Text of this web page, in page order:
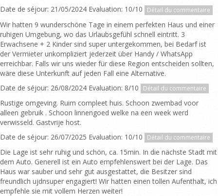
Date de séjour: 21/05/2024 Evaluation: 10/10
Détail du commentaire
Wir hatten 9 wunderschöne Tage in einem perfekten Haus und einer
ruhigen Umgebung, wo das Urlaubsgefühl schnell eintritt. 3
Erwachsene + 2 Kinder sind super untergekommen, bei Bedarf ist
der Vermieter unkompliziert jederzeit über Handy / WhatsApp
erreichbar. Falls wir uns wieder für diese Region entscheiden sollten,
wäre diese Unterkunft auf jeden Fall eine Alternative.
Date de séjour: 26/08/2024 Evaluation: 8/10
Détail du commentaire
Rustige omgeving. Ruim compleet huis. Schoon zwembad voor
alleen gebruik . Schoon linnengoed welke na een week werd
verwisseld. Gastvrije host.
Date de séjour: 26/07/2025 Evaluation: 10/10
Détail du commentaire
Die Lage ist sehr ruhig und schön, ca. 15min. In die nächste Stadt mit
dem Auto. Generell ist ein Auto empfehlenswert bei der Lage. Das
Haus war sauber und sehr gut ausgestattet, die Besitzer sind
freundlich ujdnsuper engagiert! Wir hatten einen tollen Aufenthalt, ich
empfehle sie mit vollem Herzen weiter!